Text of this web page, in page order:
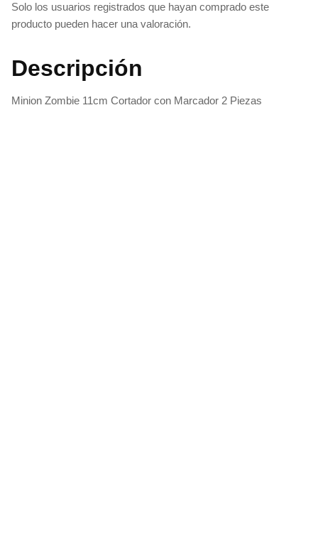
Solo los usuarios registrados que hayan comprado este
producto pueden hacer una valoración.
Descripción
Minion Zombie 11cm Cortador con Marcador 2 Piezas